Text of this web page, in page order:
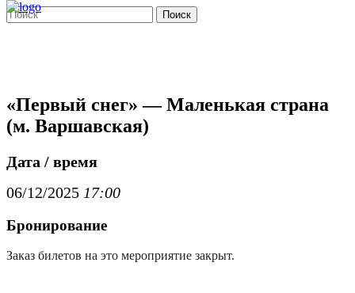
Поиск
«Первый снег» — Маленькая страна
(м. Варшавская)
Дата / время
06/12/2025 17:00
Бронирование
Заказ билетов на это мероприятие закрыт.